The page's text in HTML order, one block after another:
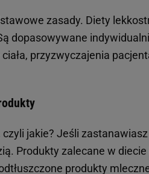
zasady. Diety
dopasowywane
przyzwyczajenia
jakie? Jeśli
Produkty zalecane w
produkty